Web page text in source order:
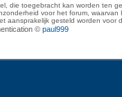
die toegebracht kan worden ten
voor het forum,
gesteld worden voor
© paul999